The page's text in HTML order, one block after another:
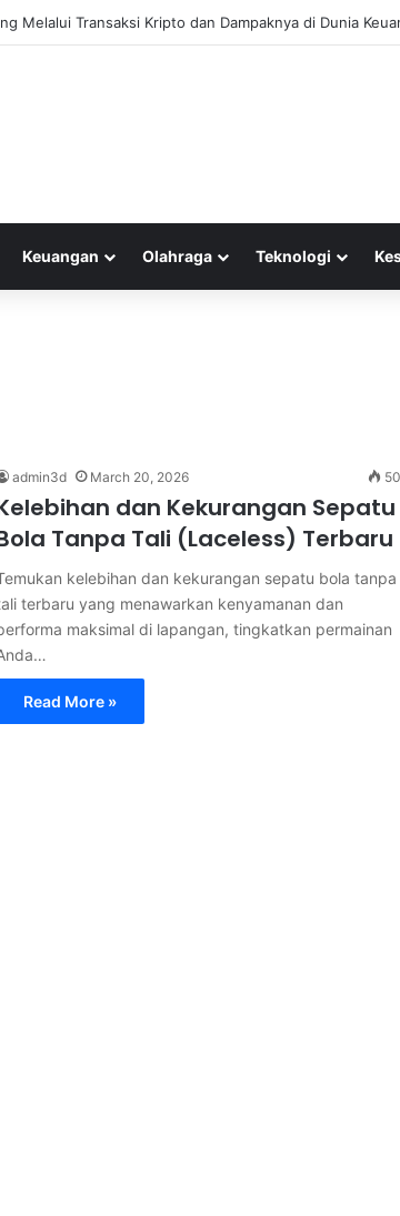
Melalui Transaksi Kripto dan Dampaknya di Dunia
Keuangan Olahraga Teknologi
admin3d March 20, 2026 50
dan Kekurangan Sepatu
Tanpa Tali (Laceless) Terbaru
kelebihan dan kekurangan sepatu bola tanpa
terbaru yang menawarkan kenyamanan dan
maksimal di lapangan, tingkatkan permainan
Read More »